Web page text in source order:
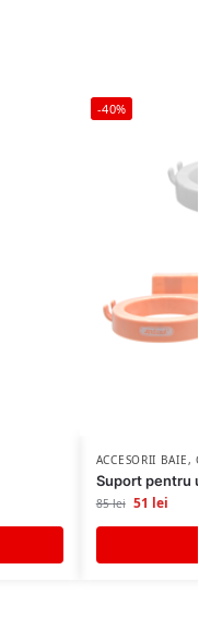
-40%
ACCESORII BAIE,
Suport pentru
85lei 51 lei